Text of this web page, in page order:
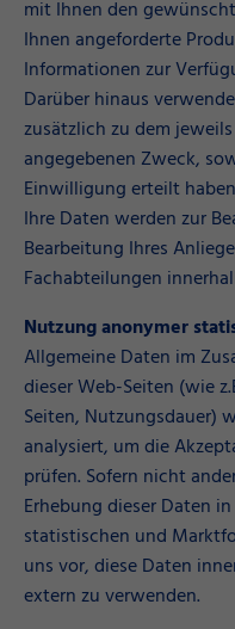
mit Ihnen den
Ihnen angeforderte
Informationen zur
Darüber hinaus
zusätzlich zu dem
angegebenen Zweck,
Einwilligung erteilt
Ihre Daten werden zur
Bearbeitung Ihres
Fachabteilungen
Nutzung anonymer
Allgemeine Daten im
dieser Web-Seiten (wie
Seiten, Nutzungsdauer)
analysiert, um die
prüfen. Sofern nicht
Erhebung dieser Daten
statistischen und
uns vor, diese Daten
extern zu verwenden.